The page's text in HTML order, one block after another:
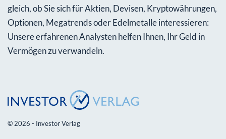
gleich, ob Sie sich für Aktien, Devisen, Kryptowährungen,
Optionen, Megatrends oder Edelmetalle interessieren:
Unsere erfahrenen Analysten helfen Ihnen, Ihr Geld in
Vermögen zu verwandeln.
© 2026 - Investor Verlag